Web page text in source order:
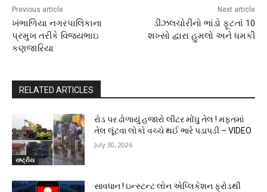
Previous article
ખંભાળિયા નગરપાલિકાના
પ્રમુખ તરીકે વિજયભાઇ
કણજારિયા
Next article
ડીઝલચોરીનો ભાંડો ફૂટતાં 10
શખ્સો દ્વારા હુમલો અને ધમકી
RELATED ARTICLES
રાષ્ટ્રીય
રોડ પર ઢોળાયું હજારો લીટર મોંઘુ તેલ ! મફતમાં
તેલ લૂંટવા લોકો વચ્ચે થઈ ભારે પડાપડી – VIDEO
July 30, 2026
સાવધાન ! ઇન્સ્ટન્ટ લોન એપ્લિકેશન ફ્રોડથી